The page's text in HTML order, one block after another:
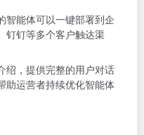
智能体可以一键部署到企
钉钉等多个客户触达渠
绍，提供完整的用户对话
助运营者持续优化智能体